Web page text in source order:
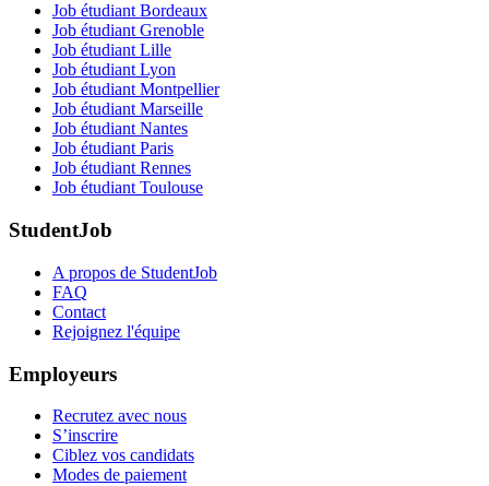
Job étudiant Bordeaux
Job étudiant Grenoble
Job étudiant Lille
Job étudiant Lyon
Job étudiant Montpellier
Job étudiant Marseille
Job étudiant Nantes
Job étudiant Paris
Job étudiant Rennes
Job étudiant Toulouse
StudentJob
A propos de StudentJob
FAQ
Contact
Rejoignez l'équipe
Employeurs
Recrutez avec nous
S’inscrire
Ciblez vos candidats
Modes de paiement